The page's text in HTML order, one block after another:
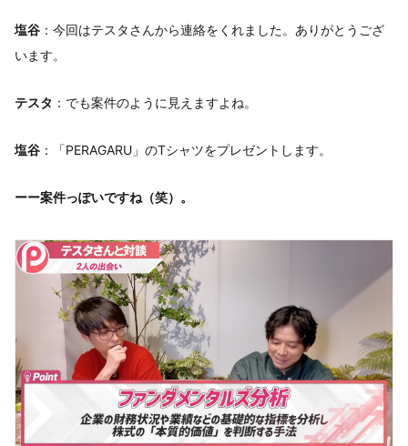
塩谷 ：今回はテスタさんから連絡をくれました。ありがとうござ
います。
テスタ ：でも案件のように見えますよね。
塩谷 ：「PERAGARU」のTシャツをプレゼントします。
ーー案件っぽいですね（笑）。